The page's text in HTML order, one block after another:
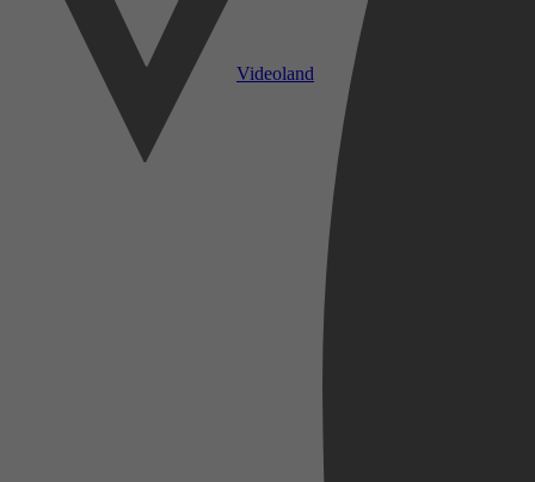
Videoland